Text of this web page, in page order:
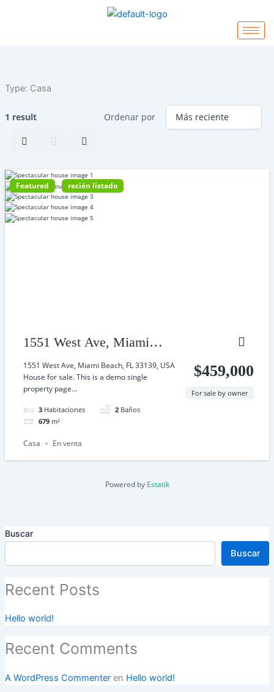
Type: Casa
1 result Ordenar por
Featured recién listado
1551 West Ave, Miami
Beach, FL 33139, USA
1551 West Ave, Miami Beach, FL 33139, USA
House for sale. This is a demo single
property page...
3 Habitaciones 2 Baños
679 m²
$459,000
For sale by owner
Casa En venta
Powered by Estatik
Buscar
Buscar
Recent Posts
Hello world!
Recent Comments
A WordPress Commenteren Hello world!